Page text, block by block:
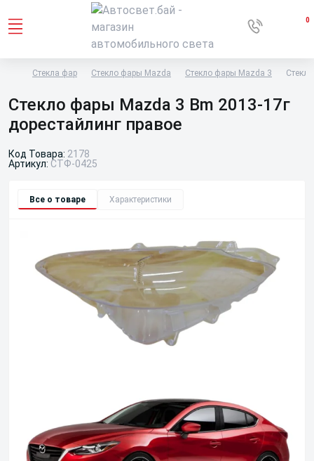
0
Стекла фар Стекло фары Mazda Стекло фары Mazda 3
Стекло фары Mazda 3 Bm 2013-17г
дорестайлинг правое
Код Товара: 2178
Артикул: СТФ-0425
Все о товаре Характеристики